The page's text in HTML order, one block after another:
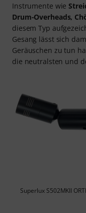
Instrumente wie
Drum-Overheads,
diesem Typ
Gesang lässt sich
Geräuschen zu tun
die neutralsten und
Superlux S502MKII